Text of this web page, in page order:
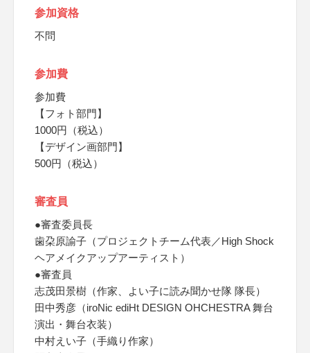
参加資格
不問
参加費
参加費
【フォト部門】
1000円（税込）
【デザイン画部門】
500円（税込）
審査員
●審査委員長
歯朶原諭子（プロジェクトチーム代表／High Shock
ヘアメイクアップアーティスト）
●審査員
志茂田景樹（作家、よい子に読み聞かせ隊 隊長）
田中秀彦（iroNic ediHt DESIGN OHCHESTRA 舞台
演出・舞台衣装）
中村えい子（手織り作家）